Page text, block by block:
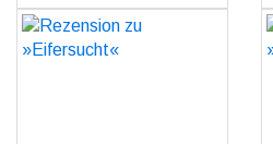
Rezension zu
»Eifersucht«